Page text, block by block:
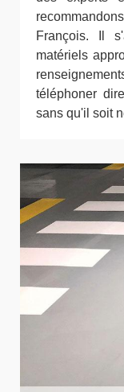
François. Il
matériels
téléphoner
sans qu'il soit